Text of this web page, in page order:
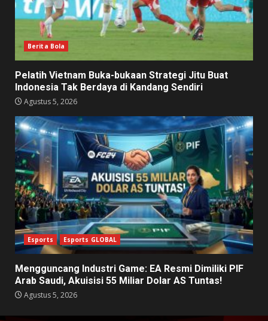
Berita Bola
Pelatih Vietnam Buka-bukaan Strategi Jitu Buat
Indonesia Tak Berdaya di Kandang Sendiri
Agustus 5, 2026
Esports Esports GLOBAL
Mengguncang Industri Game: EA Resmi Dimiliki PIF
Arab Saudi, Akuisisi 55 Miliar Dolar AS Tuntas!
Agustus 5, 2026